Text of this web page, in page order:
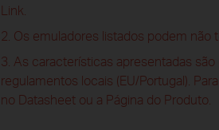
Link.
2. Os emuladores listados podem não
3. As características apresentadas
regulamentos locais (EU/Portugal).
no Datasheet ou a Página do Produto.